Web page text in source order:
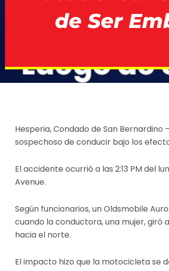
de Ser
Hesperia, Condado de San
sospechoso de conducir bajo los
El accidente ocurrió a las 2:13 PM del
Avenue.
Según funcionarios, un Oldsmobile
cuando la conductora, una mujer, giró
hacia el norte.
El impacto hizo que la motocicleta se